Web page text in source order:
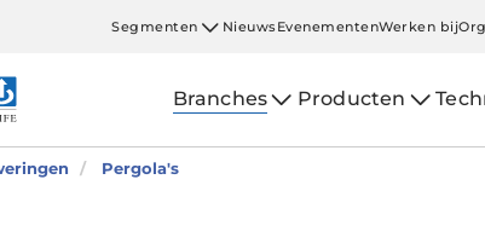
Segmenten NieuwsEvenementenWerken bij
Branches Producten
Pergola's